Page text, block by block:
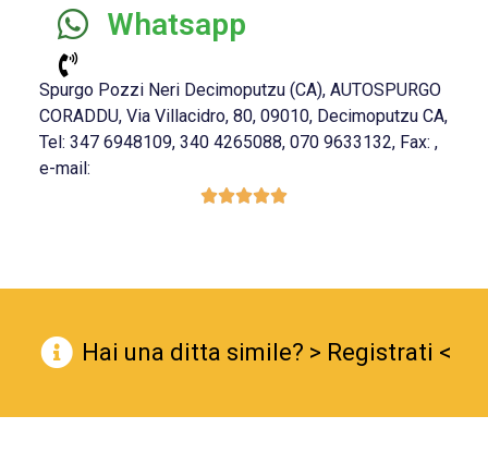
Whatsapp
Spurgo Pozzi Neri Decimoputzu (CA), AUTOSPURGO
CORADDU, Via Villacidro, 80, 09010, Decimoputzu CA,
Tel: 347 6948109, 340 4265088, 070 9633132, Fax: ,
e-mail:

Hai una ditta simile? > Registrati <